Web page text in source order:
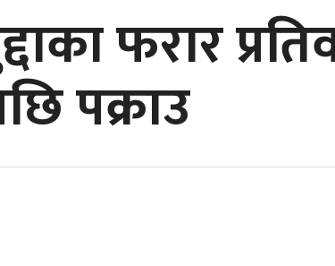
फरार
पक्राउ